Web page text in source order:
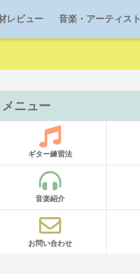
レビュー 音楽・アーティスト
メニュー
ギター練習法
音楽紹介
お問い合わせ